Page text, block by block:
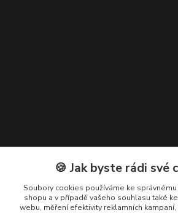
Kontakty
+420 608 400 554
(Po-Pá, 8-15 hod.)
🍪 Jak byste rádi své
Soubory cookies používáme ke
shopu a v případě vašeho souhlasu také
webu, měření efektivity reklamních